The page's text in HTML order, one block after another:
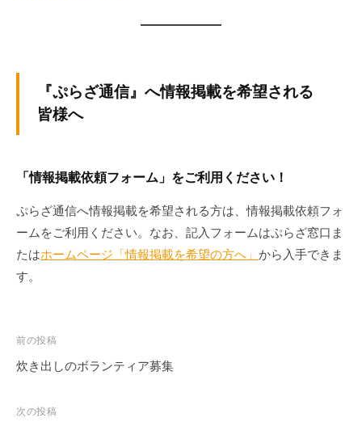
『ぷらざ通信』へ情報掲載を希望される
皆様へ
「情報掲載依頼フォーム」をご利用ください！
ぷらざ通信へ情報掲載を希望される方は、情報掲載依頼フォ
ームをご利用ください。なお、記入フォームはぷらざ窓口ま
たはホームページ「情報掲載を希望の方へ」 から入手できま
す。
投
稿
ビ
前の投稿
炊き出しのボランティア募集
次の投稿